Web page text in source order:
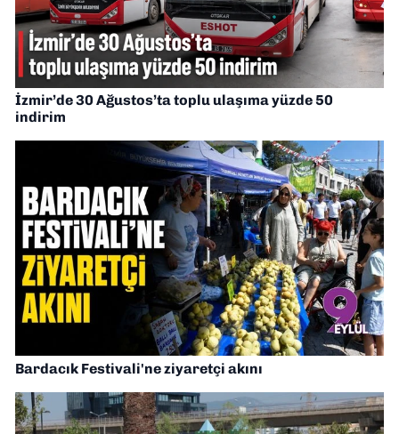
İzmir’de 30 Ağustos’ta toplu ulaşıma yüzde 50
indirim
Bardacık Festivali'ne ziyaretçi akını